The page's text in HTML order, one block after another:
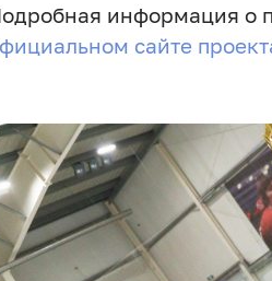
информация о
сайте